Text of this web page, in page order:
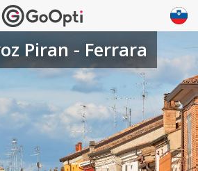
Piran - Ferrara